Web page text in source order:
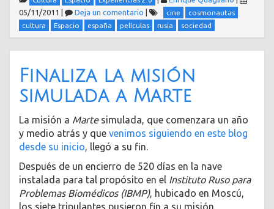
05/11/2011 | Deja un comentario | cine
cosmonautas
cultura
Espacio españa películas rusia sociedad
Finaliza la misión
simulada a Marte
La misión a Martesimulada, que comenzara un año
y medio atrás y que venimos siguiendo en este blog
desde su inicio, llegó a su fin.
Después de un encierro de 520 días en la nave
instalada para tal propósito en el Instituto Ruso para
Problemas Biomédicos (IBMP), hubicado en Moscú,
los siete tripulantes pusieron fin a su misión